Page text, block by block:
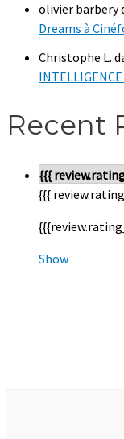
olivier barbery
Dreams à
Christophe L.
Recent
{{{
{{{
Show